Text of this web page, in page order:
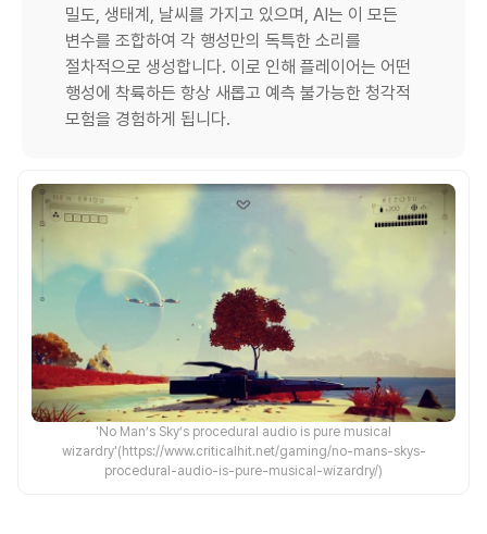
밀도, 생태계, 날씨를 가지고 있으며, AI는 이 모든
변수를 조합하여 각 행성만의 독특한 소리를
절차적으로 생성합니다. 이로 인해 플레이어는 어떤
행성에 착륙하든 항상 새롭고 예측 불가능한 청각적
모험을 경험하게 됩니다.
'No Man’s Sky’s procedural audio is pure musical
wizardry'(https://www.criticalhit.net/gaming/no-mans-skys-
procedural-audio-is-pure-musical-wizardry/)